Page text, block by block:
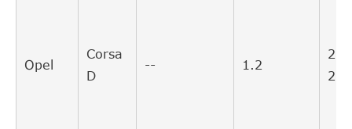
Opel
Corsa
D
-- 1.2